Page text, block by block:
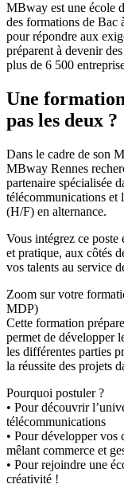
MBway est une école
des formations de Bac
pour répondre aux
préparent à devenir
plus de 6 500
Une
pas les deux ?
Dans le cadre de son
MBway Rennes
partenaire spécialisée
télécommunications et
(H/F) en alternance.
Vous intégrez ce
et pratique, aux côtés
vos talents au service
Zoom sur votre
MDP)
Cette formation
permet de développer
les différentes parties
la réussite des projets
Pourquoi postuler ?
• Pour découvrir
télécommunications
• Pour développer vos
mêlant commerce et
• Pour rejoindre une
créativité !